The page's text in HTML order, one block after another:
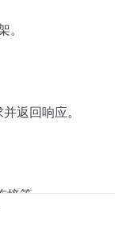
返回响应。
接等。